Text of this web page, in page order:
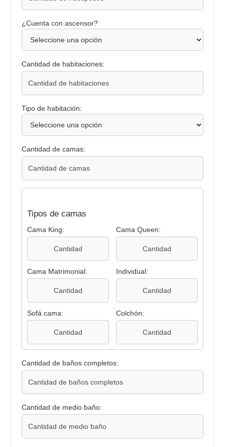
¿Cuenta con ascensor?
Cantidad de habitaciones:
Tipo de habitación:
Cantidad de camas:
Tipos de camas
Cama King: Cama Queen:
Cama Matrimonial: Individual:
Sofá cama: Colchón:
Cantidad de baños completos:
Cantidad de medio baño: